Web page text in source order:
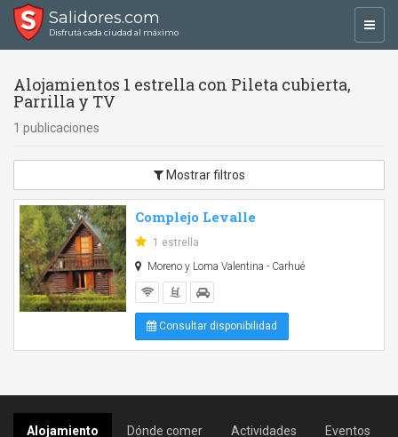
Salidores.com
Disfrutá cada ciudad al máximo
Alojamientos 1 estrella con Pileta cubierta,
Parrilla y TV
1 publicaciones
Mostrar filtros
Complejo Levalle
1 estrella
Moreno y Loma Valentina - Carhué
Consultar disponibilidad
Alojamiento Dónde comer Actividades Eventos